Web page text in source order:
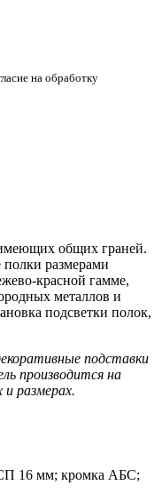
на обработку
общих граней.
размерами
красной гамме,
металлов и
подсветки полок,
подставки
производится на
и размерах.
16 мм; кромка АБС;